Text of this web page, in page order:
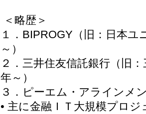
＜略歴＞
１．BIPROGY（旧：日本ユ
～）
２．三井住友信託銀行（旧
年～）
３．ピーエム・アラインメ
• 主に金融ＩＴ大規模プロ